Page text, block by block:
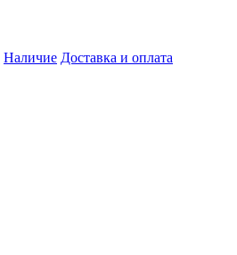
Наличие Доставка и оплата